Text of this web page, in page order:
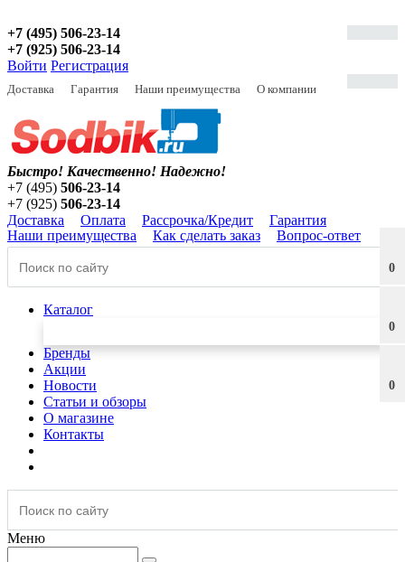
+7 (495) 506-23-14
+7 (925) 506-23-14
Войти Регистрация
Доставка Гарантия Наши преимущества О компании
0
0
0
Быстро! Качественно! Надежно!
+7 (495) 506-23-14
+7 (925) 506-23-14
Доставка
Оплата Рассрочка/Кредит
Гарантия
Наши преимущества
Как сделать заказ Вопрос-ответ
Каталог
Бренды
Акции
Новости
Статьи и обзоры
О магазине
Контакты
Меню